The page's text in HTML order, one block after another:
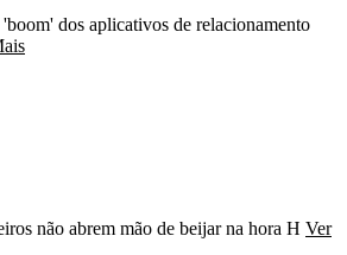
dos aplicativos de relacionamento
não abrem mão de beijar na hora H Ver